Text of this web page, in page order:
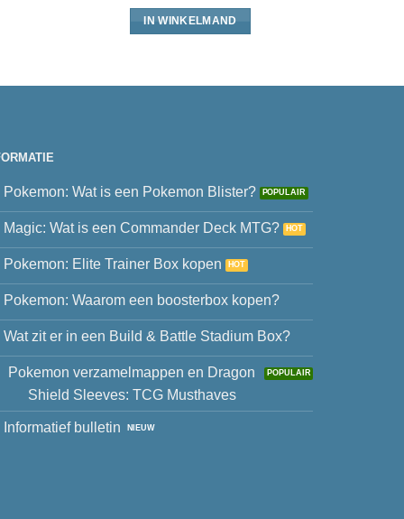
IN WINKELMAND
Pokemon: Wat is een Pokemon Blister?
Magic: Wat is een Commander Deck MTG?
Pokemon: Elite Trainer Box kopen
Pokemon: Waarom een boosterbox kopen?
Wat zit er in een Build & Battle Stadium Box?
Pokemon verzamelmappen en Dragon
Shield Sleeves: TCG Musthaves
Informatief bulletin